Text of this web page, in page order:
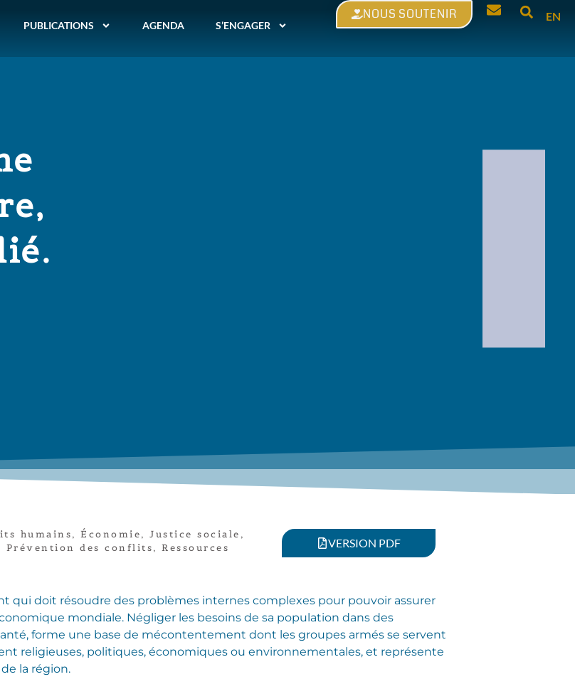
PUBLICATIONS AGENDA S’ENGAGER
NOUS SOUTENIR EN
humains, Économie, Justice sociale ,
Prévention des conflits, Ressources
VERSION PDF
qui doit résoudre des problèmes internes complexes pour pouvoir assurer
mondiale. Négliger les besoins de sa population dans des
forme une base de mécontentement dont les groupes armés se servent
religieuses, politiques, économiques ou environnementales, et représente
la région.